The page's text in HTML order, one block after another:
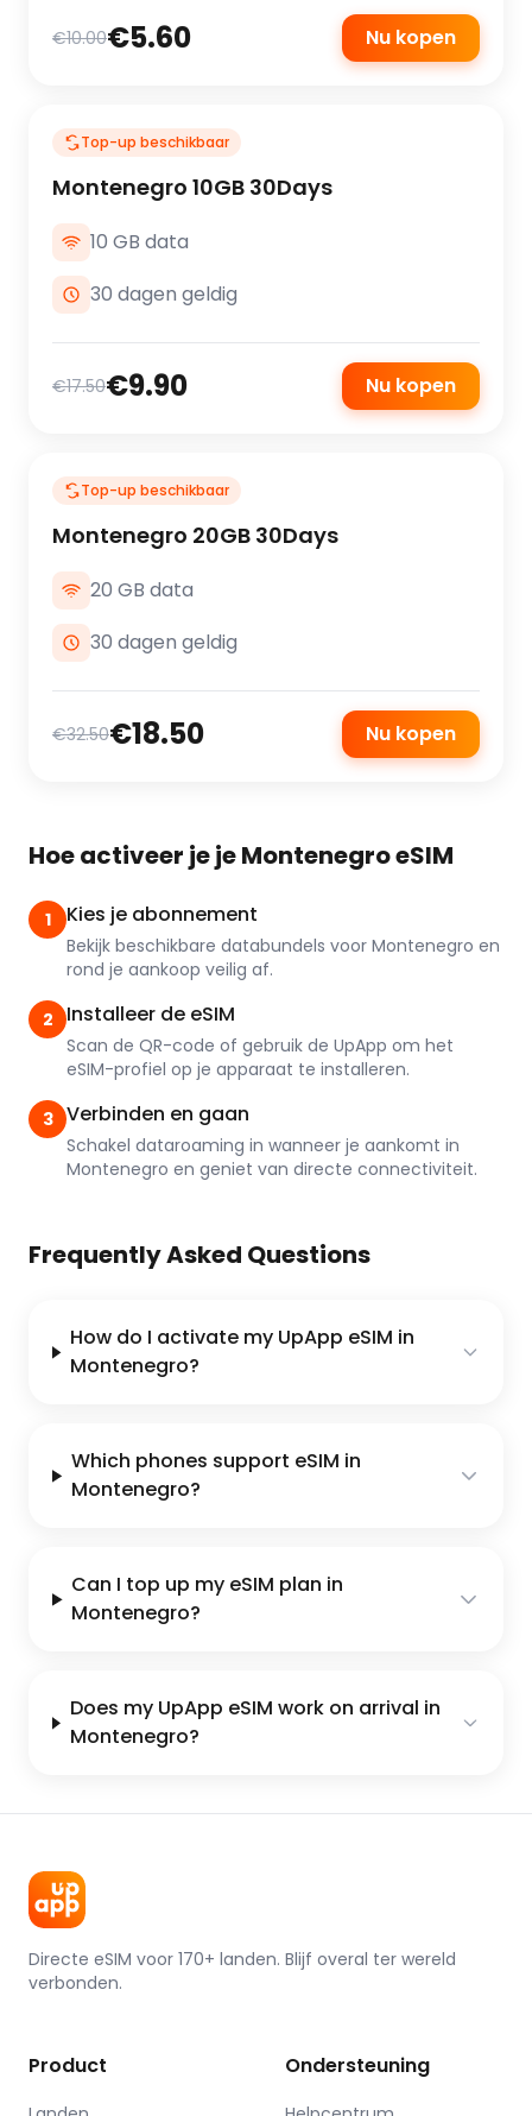
€10.00€5.60 Nu kopen
Top-up beschikbaar
Montenegro 10GB 30Days
10 GB data
30 dagen geldig
€17.50€9.90 Nu kopen
Top-up beschikbaar
Montenegro 20GB 30Days
20 GB data
30 dagen geldig
€32.50€18.50 Nu kopen
Hoe activeer je je Montenegro eSIM
1 Kies je abonnement
Bekijk beschikbare databundels voor Montenegro en
rond je aankoop veilig af.
2 Installeer de eSIM
Scan de QR-code of gebruik de UpApp om het
eSIM-profiel op je apparaat te installeren.
3 Verbinden en gaan
Schakel dataroaming in wanneer je aankomt in
Montenegro en geniet van directe connectiviteit.
Frequently Asked Questions
How do I activate my UpApp eSIM in
Montenegro?
Which phones support eSIM in
Montenegro?
Can I top up my eSIM plan in
Montenegro?
Does my UpApp eSIM work on arrival in
Montenegro?
Directe eSIM voor 170+ landen. Blijf overal ter wereld
verbonden.
Product Ondersteuning